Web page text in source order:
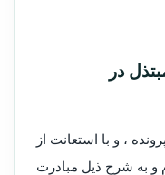
در
، و با استعانت از
و به شرح ذیل مبادرت